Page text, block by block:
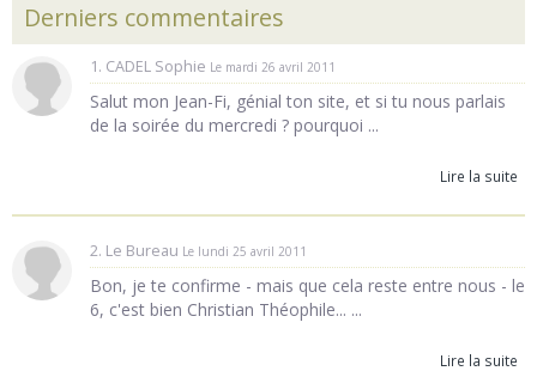
Derniers commentaires
1. CADEL Sophie Le mardi 26 avril 2011
Salut mon Jean-Fi, génial ton site, et si tu nous parlais
de la soirée du mercredi ? pourquoi ...
Lire la suite
2. Le Bureau Le lundi 25 avril 2011
Bon, je te confirme - mais que cela reste entre nous - le
6, c'est bien Christian Théophile... ...
Lire la suite